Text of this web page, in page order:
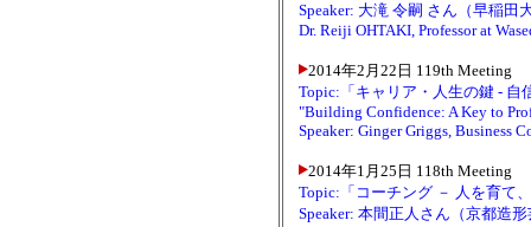
Speaker: 大滝 令嗣 さん（早稲田
Dr. Reiji OHTAKI, Professor at
2014年2月22日 119th Meeting
Topic:「キャリア・人生の鍵 - 自
"Building Confidence: A Key to
Speaker: Ginger Griggs, Business
2014年1月25日 118th Meeting
Topic:「コーチング － 人を育て
Speaker: 本間正人さん（京都造